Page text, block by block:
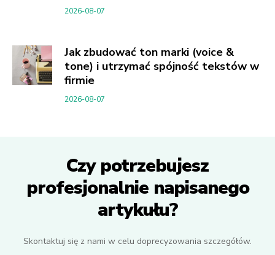
2026-08-07
Jak zbudować ton marki (voice &
tone) i utrzymać spójność tekstów w
firmie
2026-08-07
Czy potrzebujesz
profesjonalnie napisanego
artykułu?
Skontaktuj się z nami w celu doprecyzowania szczegółów.